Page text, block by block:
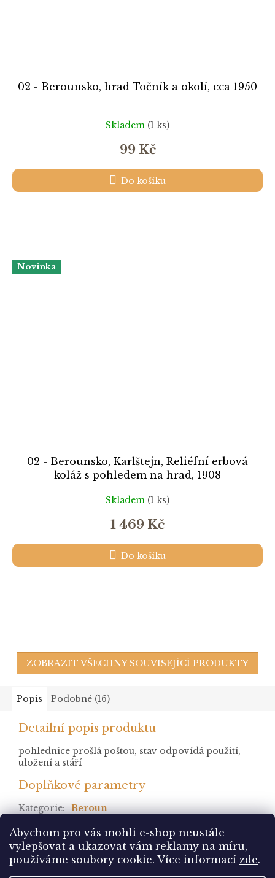
Abychom pro vás mohli e-shop neustále
vylepšovat a ukazovat vám reklamy na míru,
používáme soubory cookie. Více informací zde.
02 - Berounsko, hrad Točník a okolí, cca 1950
Skladem (1 ks)
99 Kč
Do košíku
Novinka
02 - Berounsko, Karlštejn, Reliéfní erbová
koláž s pohledem na hrad, 1908
Skladem (1 ks)
1 469 Kč
Do košíku
ZOBRAZIT VŠECHNY SOUVISEJÍCÍ PRODUKTY
Popis Podobné (16)
Detailní popis produktu
pohlednice prošlá poštou, stav odpovídá použití,
uložení a stáří
Doplňkové parametry
Kategorie: Beroun